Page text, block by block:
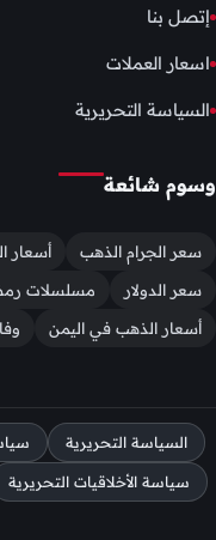
إتصل بنا
اسعار العملات
السياسة التحريرية
وسوم شائعة
سعر الجرام الذهب أسعار
سعر الدولار
مسلسلات
أسعار الذهب في اليمن
السياسة التحريرية
سياسة الأخلاقيات التحريرية